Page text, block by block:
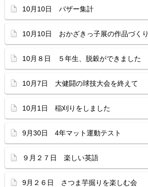
10月10日 バザー集計
10月10日 おかざきっ子展の作品づくり
10月８日 ５年生、脱穀ができました
10月7日 大健闘の球技大会を終えて
10月1日 稲刈りをしました
9月30日 4年マット運動テスト
９月２７日 楽しい英語
9月２６日 さつま芋掘りを楽しむ会